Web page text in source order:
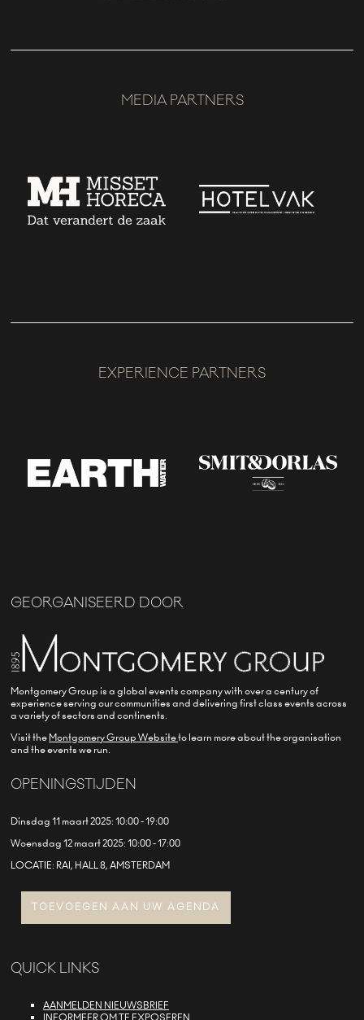
MEDIA PARTNERS
EXPERIENCE PARTNERS
GEORGANISEERD DOOR
Montgomery Group is a global events company with over a century of
experience serving our communities and delivering first class events across
a variety of sectors and continents.
Visit the Montgomery Group Websiteto learn more about the organisation
and the events we run.
OPENINGSTIJDEN
Dinsdag 11 maart 2025: 10:00 - 19:00
Woensdag 12 maart 2025: 10:00 - 17:00
LOCATIE: RAI, HALL 8, AMSTERDAM
TOEVOEGEN AAN UW AGENDA
QUICK LINKS
AANMELDEN NIEUWSBRIEF
INFORMEER OM TE EXPOSEREN